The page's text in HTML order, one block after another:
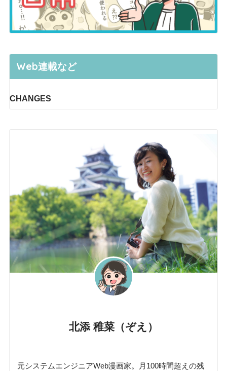
Web連載など
CHANGES
北添 稚菜（ぞえ）
元システムエンジニアWeb漫画家。月100時間超えの残